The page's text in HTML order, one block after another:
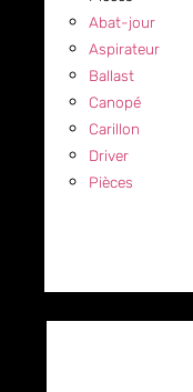
Abat-jour
Aspirateur
Ballast
Canopé
Carillon
Driver
Pièces